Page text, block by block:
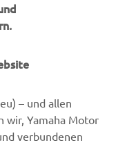
– und allen
wir, Yamaha Motor
verbundenen